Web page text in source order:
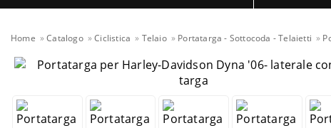
Home Catalogo Ciclistica Telaio Portatarga - Sottocoda - Telaietti